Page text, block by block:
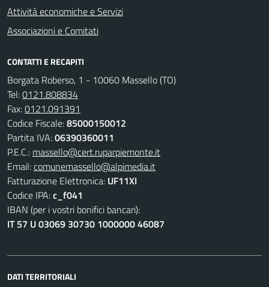
Attività economiche e Servizi
Associazioni e Comitati
CONTATTI E RECAPITI
Borgata Roberso, 1 - 10060 Massello (TO)
Tel:0121.808834
Fax:0121.091391
Codice Fiscale:85000150012
Partita IVA:06390360011
P.E.C.: massello@cert.ruparpiemonte.it
Email:comunemassello@alpimedia.it
Fatturazione Elettronica: UF11XI
Codice IPA:c_f041
IBAN (per i vostri bonifici bancari):
IT 57 U 03069 30730 1000000 46087
DATI TERRITORIALI